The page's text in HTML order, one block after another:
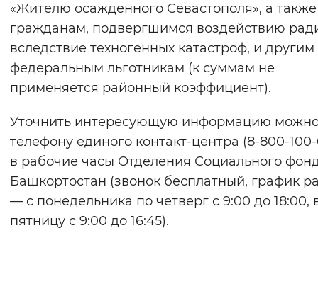
«Жителю осажденного Севастополя», а также
гражданам, подвергшимся воздействию
вследствие техногенных катастроф, и другим
федеральным льготникам (к суммам не
применяется районный коэффициент).
Уточнить интересующую информацию
телефону единого контакт-центра (8-800-
в рабочие часы Отделения Социального
Башкортостан (звонок бесплатный, график
— с понедельника по четверг с 9:00 до 18:00,
пятницу с 9:00 до 16:45).